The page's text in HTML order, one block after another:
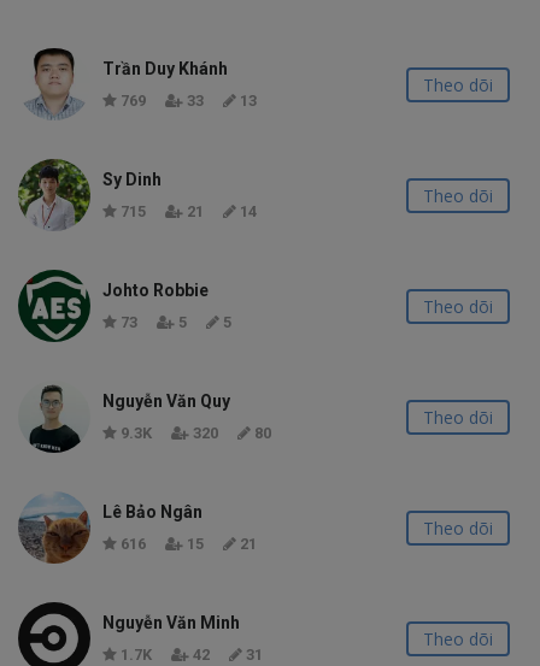
Trần Duy Khánh
769 33 13
Theo dõi
Sy Dinh
715 21 14
Theo dõi
Johto Robbie
73 5 5
Theo dõi
Nguyễn Văn Quy
9.3K 320 80
Theo dõi
Lê Bảo Ngân
616 15 21
Theo dõi
Nguyễn Văn Minh
1.7K 42 31
Theo dõi